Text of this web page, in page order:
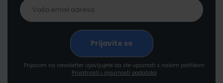
Prijavom na newsletter izjavljujete da ste upoznati s našom politikom
Privatnosti i sigurnosti podataka